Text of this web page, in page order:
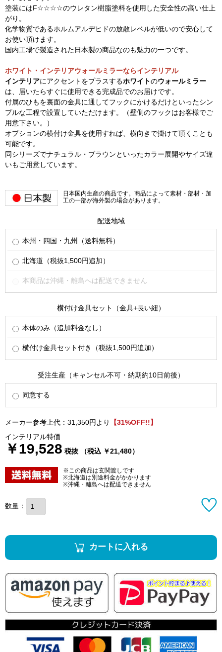
塗装にはF☆☆☆☆のウレタン樹脂塗料を使用した安全性の高い仕上
がり。
化学物質であるホルムアルデヒドの放散レベルが低いので安心して
お使い頂けます。
国内工場で製造された日本製の商品なのも魅力の一つです。
ホワイト・インテリアウォールミラーならインテリアル
インテリアにアクセントをプラスするホワイトのウォールミラー
は、届いたらすぐに使用できる完成品でのお届けです。
付属のひもを裏面の金具に通してフックにかけるだけといったシン
プルな工程で設置していただけます。（壁側のフックはお客様でご
用意下さい。）
オプションの横付け金具を使用すれば、横向きで掛けて頂くことも
可能です。
同シリーズでナチュラル・ブラウンといったカラー展開やサイズ違
いもご用意しています。
日本国内生産の商品です。商品によって素材・部材・加
工の一部が海外製の場合があります。
配送地域
本州・四国・九州（送料無料）
北海道（税抜1,500円追加）
本商品は沖縄・離島へは配送できません
横付け金具セット（金具+長い紐）
本体のみ（追加料金なし）
横付け金具セット付き（税抜1,500円追加）
受注生産（キャンセル不可・納期約10日前後）
同意する
メーカー参考上代：31,350円より
【31%OFF!!】
インテリアル特価
￥19,528 税抜 （税込 ￥21,480）
※この商品は玄関渡しです
※北海道は別途料金がかかります
※沖縄・離島へは配送できません
数量：
カートに入れる